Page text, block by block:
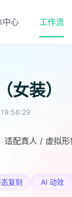
中心 工作流
女装）
适配真人 / 虚拟
复刻 AI 动效